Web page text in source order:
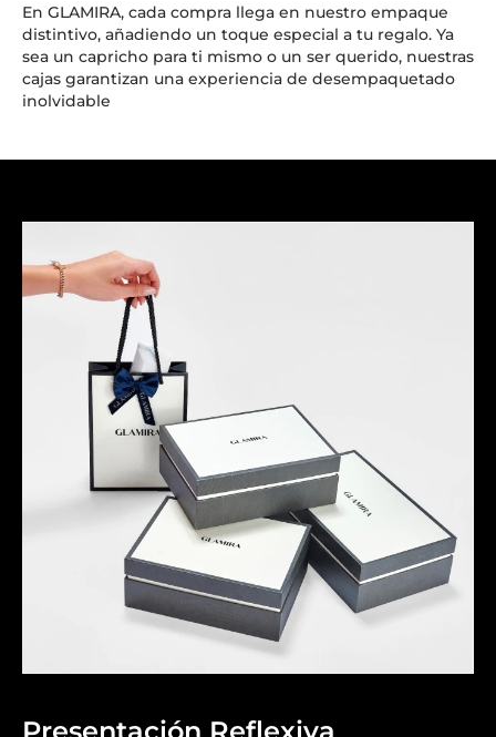
En GLAMIRA, cada compra llega en nuestro empaque
distintivo, añadiendo un toque especial a tu regalo. Ya
sea un capricho para ti mismo o un ser querido, nuestras
cajas garantizan una experiencia de desempaquetado
inolvidable
Presentación Reflexiva